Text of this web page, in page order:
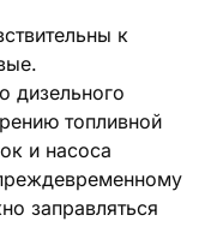
к
дизельного
топливной
и насоса
заправляться